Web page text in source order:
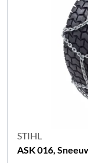
STIHL
ASK 016,